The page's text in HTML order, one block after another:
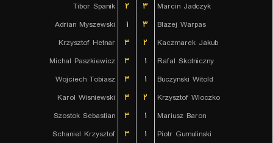
Tibor Spanik
۲ ۳
Marcin Jadczyk
Adrian Myszewski
۱ ۳
Blazej Warpas
Krzysztof Hetnar
۳ ۲
Kaczmarek Jakub
Michal Paszkiewicz
۳ ۱
Rafal Skotniczny
Wojciech Tobiasz
۳ ۱
Buczynski Witold
Karol Wisniewski
۳ ۲
Krzysztof Wloczko
Szostok Sebastian
۳ ۱
Mariusz Baron
Schaniel Krzysztof
۳ ۱
Piotr Gumulinski